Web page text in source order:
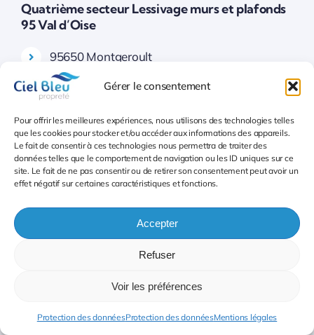
Gérer le consentement
Pour offrir les meilleures expériences, nous utilisons des technologies telles
que les cookies pour stocker et/ou accéder aux informations des appareils.
Le fait de consentir à ces technologies nous permettra de traiter des
données telles que le comportement de navigation ou les ID uniques sur ce
site. Le fait de ne pas consentir ou de retirer son consentement peut avoir un
effet négatif sur certaines caractéristiques et fonctions.
Accepter
Refuser
Voir les préférences
Protection des donnéesProtection des donnéesMentions légales
Quatrième secteur Lessivage murs et plafonds
95 Val d’Oise
95650 Montgeroult
95370 Montigny-lès-Cormeilles
95680 Montlignon (CAF)
95360 Montmagny (CAM)
95770 Montreuil-sur-Epte